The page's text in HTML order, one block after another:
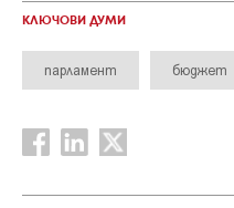
КЛЮЧОВИ ДУМИ
парламент бюджет